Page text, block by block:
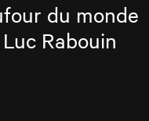
du monde
Rabouin